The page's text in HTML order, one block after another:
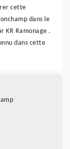
cette
dans le
KR Ramonage .
dans cette